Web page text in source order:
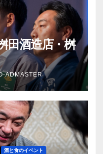
田酒造店・桝
ADMASTER
酒と食のイベント